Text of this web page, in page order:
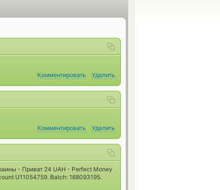
Комментировать Удалить
Комментировать Удалить
- Приват 24 UAH - Perfect Money
U11054759. Batch: 168093195.